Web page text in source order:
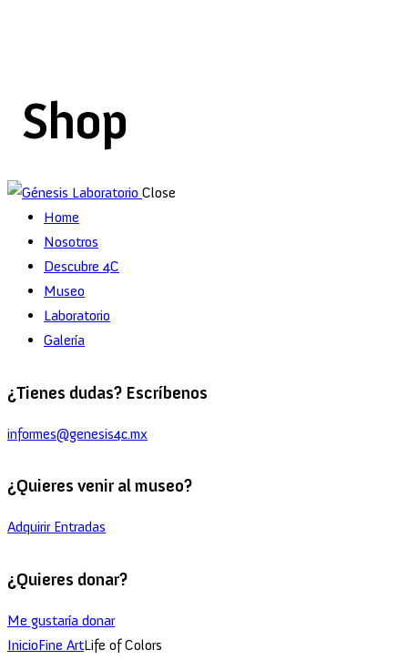
Shop
Close
Home
Nosotros
Descubre 4C
Museo
Laboratorio
Galería
¿Tienes dudas? Escríbenos
informes@genesis4c.mx
¿Quieres venir al museo?
Adquirir Entradas
¿Quieres donar?
Me gustaría donar
InicioFine ArtLife of Colors